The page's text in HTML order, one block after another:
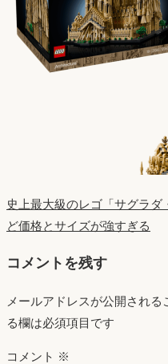
史上最大級のレゴ「サグラ
ど価格とサイズが強すぎる
コメントを残す
メールアドレスが公開される
る欄は必須項目です
コメント ※